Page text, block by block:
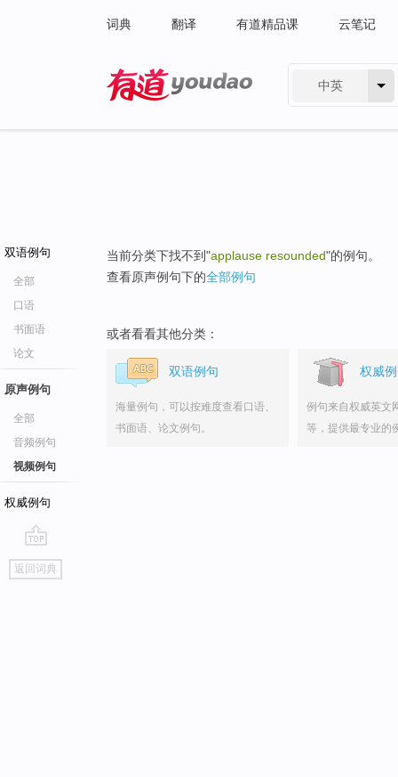
词典 翻译 有道精品课 云笔记
中英
双语例句
全部
口语
书面语
论文
原声例句
全部
音频例句
视频例句
权威例句
go
top
返回词典
当前分类下找不到"applause resounded"的例句。
查看原声例句下的全部例句
或者看看其他分类：
双语例句
海量例句，可以按难度查看口语、
书面语、论文例句。
权威
例句来自权威英文
等，提供最专业的